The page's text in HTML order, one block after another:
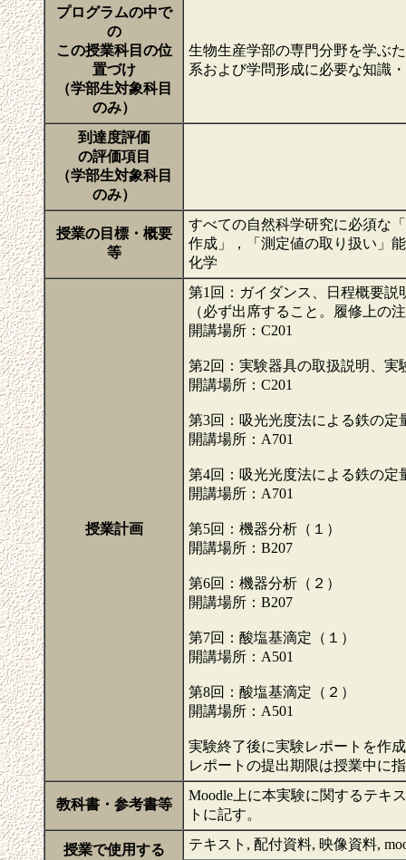
プログラムの中で
の
この授業科目の位
置づけ
（学部生対象科目
のみ）
生物生産学部の専門分野を学ぶ
系および学問形成に必要な知識
到達度評価
の評価項目
（学部生対象科目
のみ）
授業の目標・概要
等
すべての自然科学研究に必須な
作成」，「測定値の取り扱い」
化学
授業計画
第1回：ガイダンス、日程概要
（必ず出席すること。履修上
開講場所：C201
第2回：実験器具の取扱説明、
開講場所：C201
第3回：吸光光度法による鉄の定
開講場所：A701
第4回：吸光光度法による鉄の定
開講場所：A701
第5回：機器分析（１）
開講場所：B207
第6回：機器分析（２）
開講場所：B207
第7回：酸塩基滴定（１）
開講場所：A501
第8回：酸塩基滴定（２）
開講場所：A501
実験終了後に実験レポートを作
レポートの提出期限は授業中に
教科書・参考書等
Moodle上に本実験に関するテキ
トに記す。
授業で使用する
テキスト, 配付資料, 映像資料,